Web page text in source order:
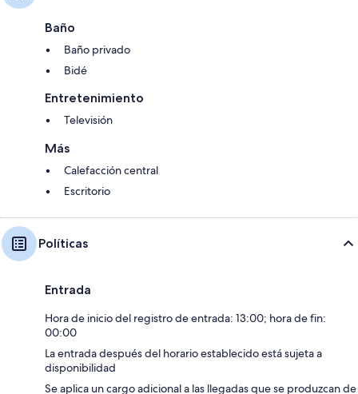
Baño
Baño privado
Bidé
Entretenimiento
Televisión
Más
Calefacción central
Escritorio
Políticas
Entrada
Hora de inicio del registro de entrada: 13:00; hora de fin:
00:00
La entrada después del horario establecido está sujeta a
disponibilidad
Se aplica un cargo adicional a las llegadas que se produzcan de